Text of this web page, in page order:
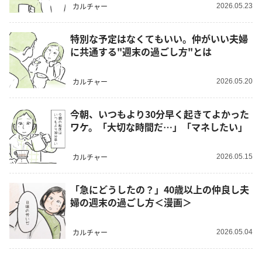
カルチャー 2026.05.23
特別な予定はなくてもいい。仲がいい夫婦
に共通する"週末の過ごし方"とは
カルチャー 2026.05.20
今朝、いつもより30分早く起きてよかった
ワケ。「大切な時間だ…」「マネしたい」
カルチャー 2026.05.15
「急にどうしたの？」40歳以上の仲良し夫
婦の週末の過ごし方＜漫画＞
カルチャー 2026.05.04